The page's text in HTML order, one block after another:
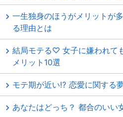
一生独身のほうがメリットが
る理由とは
結局モテる♡ 女子に嫌われて
メリット10選
モテ期が近い⁉ 恋愛に関する
あなたはどっち？ 都合のいい